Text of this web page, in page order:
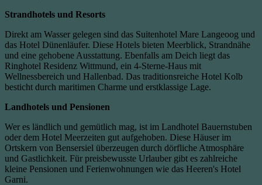
Strandhotels und Resorts
Direkt am Wasser gelegen sind das Suitenhotel Mare Langeoog und
das Hotel Dünenläufer. Diese Hotels bieten Meerblick, Strandnähe
und eine gehobene Ausstattung. Ebenfalls am Deich liegt das
Ringhotel Residenz Wittmund, ein 4-Sterne-Haus mit
Wellnessbereich und Hallenbad. Das traditionsreiche Hotel Kolb
besticht durch maritimen Charme und erstklassige Lage.
Landhotels und Pensionen
Wer es ländlich und gemütlich mag, ist im Landhotel Bauernstuben
oder dem Hotel Meerzeiten gut aufgehoben. Diese Häuser im
Ortskern von Bensersiel überzeugen durch dörfliche Atmosphäre
und Gastlichkeit. Für preisbewusste Urlauber gibt es zahlreiche
kleine Pensionen und Ferienwohnungen wie das Heeren's Hotel
Garni.